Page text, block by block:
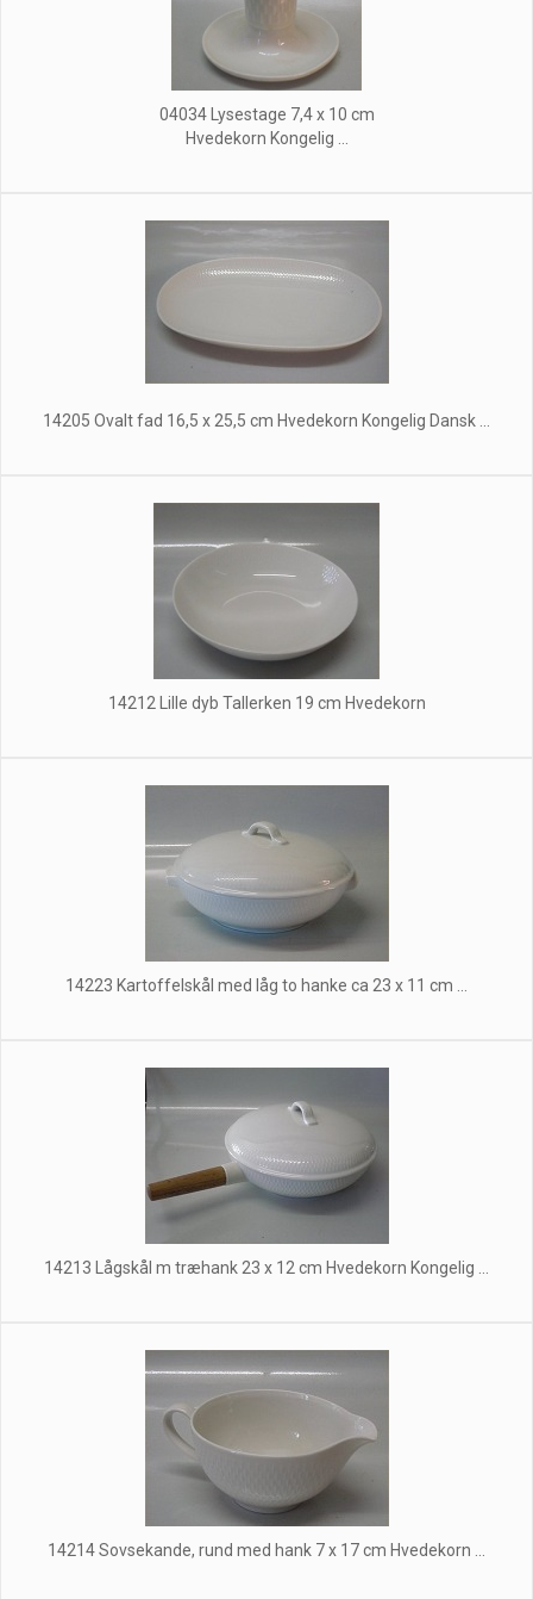
04034 Lysestage 7,4 x 10 cm
Hvedekorn Kongelig ...
14205 Ovalt fad 16,5 x 25,5 cm Hvedekorn Kongelig Dansk ...
14212 Lille dyb Tallerken 19 cm Hvedekorn
14223 Kartoffelskål med låg to hanke ca 23 x 11 cm ...
14213 Lågskål m træhank 23 x 12 cm Hvedekorn Kongelig ...
14214 Sovsekande, rund med hank 7 x 17 cm Hvedekorn ...